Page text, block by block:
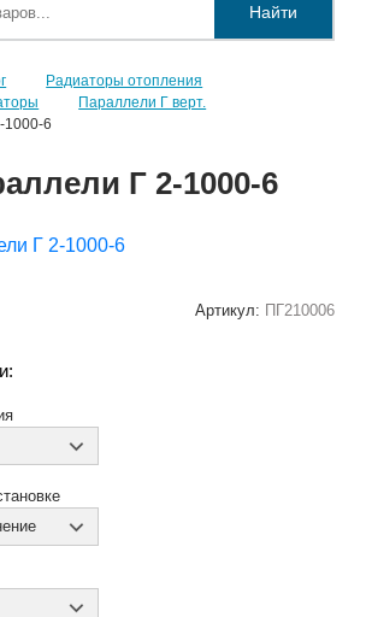
Найти
Радиаторы отопления
Параллели Г верт.
1000-6
Г 2-1000-6
Артикул: ПГ210006